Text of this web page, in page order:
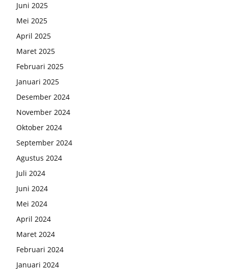
Juni 2025
Mei 2025
April 2025
Maret 2025
Februari 2025
Januari 2025
Desember 2024
November 2024
Oktober 2024
September 2024
Agustus 2024
Juli 2024
Juni 2024
Mei 2024
April 2024
Maret 2024
Februari 2024
Januari 2024